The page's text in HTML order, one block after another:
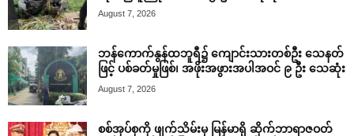
August 7, 2026
ဘန်ကောက်နွန်ထဘူရီ၌ ကျောင်းသားတစ်ဦး သေနတ်
ဖြင့် ပစ်ခတ်မှုဖြစ်၊ အဖိုးအဖွားအပါအဝင် ၉ ဦး သေဆုံး
August 7, 2026
စစ်အုပ်စုကို ဖျက်သိမ်းမှ မြန်မာရှိ ဆိုက်ဘာရာဇဝတ်